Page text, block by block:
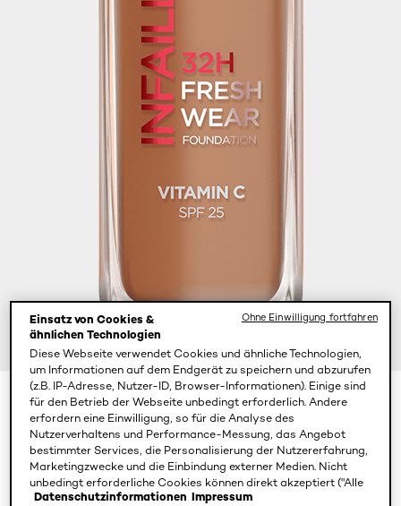
Color
365 Deep Golden
Einsatz von Cookies &
ähnlichen Technologien
Diese Webseite verwendet Cookies und ähnliche Technologien,
um Informationen auf dem Endgerät zu speichern und abzurufen
(z.B. IP-Adresse, Nutzer-ID, Browser-Informationen). Einige sind
für den Betrieb der Webseite unbedingt erforderlich. Andere
erfordern eine Einwilligung, so für die Analyse des
Nutzerverhaltens und Performance-Messung, das Angebot
bestimmter Services, die Personalisierung der Nutzererfahrung,
Marketingzwecke und die Einbindung externer Medien. Nicht
unbedingt erforderliche Cookies können direkt akzeptiert ("Alle
akzeptieren") oder abgelehnt ("Ohne Einwilligung fortfahren")
Datenschutzinformationen Impressum
Ohne Einwilligung fortfahren